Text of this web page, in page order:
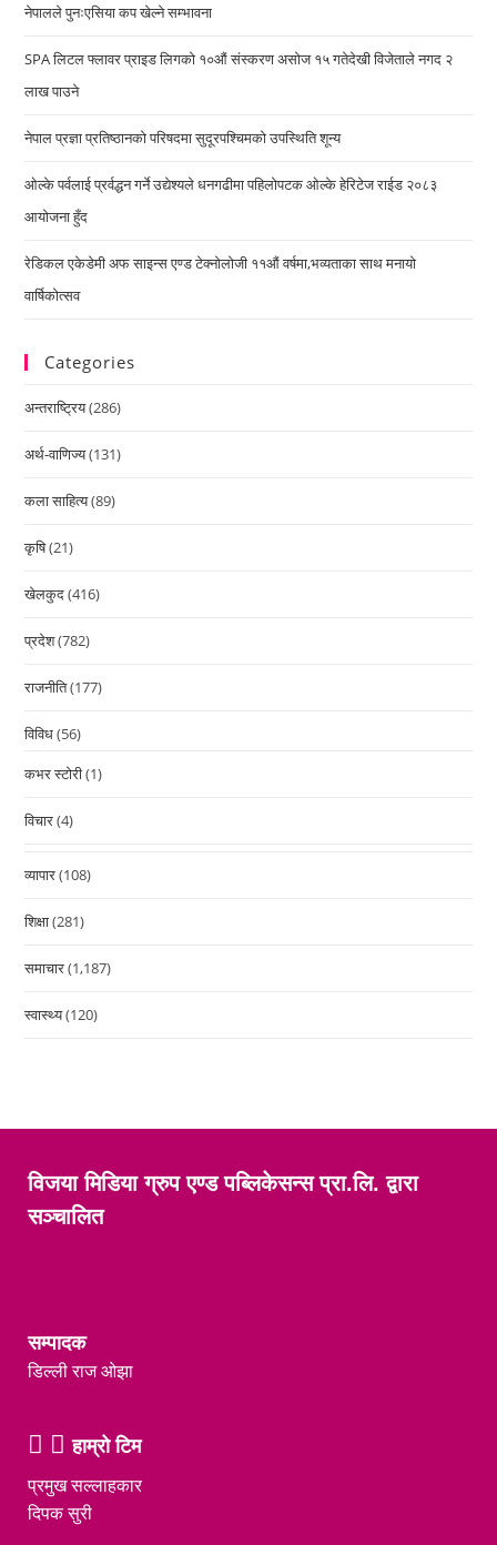
नेपालले पुनःएसिया कप खेल्ने सम्भावना
SPA लिटल फ्लावर प्राइड लिगको १०औं संस्करण असोज १५ गतेदेखी विजेताले नगद २
लाख पाउने
नेपाल प्रज्ञा प्रतिष्ठानको परिषदमा सुदूरपश्चिमको उपस्थिति शून्य
ओल्के पर्वलाई प्रर्वद्धन गर्ने उद्येश्यले धनगढीमा पहिलोपटक ओल्के हेरिटेज राईड २०८३
आयोजना हुँद
रेडिकल एकेडेमी अफ साइन्स एण्ड टेक्नोलोजी ११औं वर्षमा,भव्यताका साथ मनायो
वार्षिकोत्सव
Categories
अन्तराष्ट्रिय(286)
अर्थ-वाणिज्य(131)
कला साहित्य(89)
कृषि(21)
खेलकुद(416)
प्रदेश(782)
राजनीति(177)
विविध(56)
कभर स्टोरी(1)
विचार(4)
व्यापार(108)
शिक्षा(281)
समाचार(1,187)
स्वास्थ्य(120)
विजया मिडिया ग्रुप एण्ड पब्लिकेसन्स प्रा.लि. द्वारा
सञ्चालित
सम्पादक
डिल्ली राज ओझा
हाम्रो टिम
प्रमुख सल्लाहकार
दिपक सुरी